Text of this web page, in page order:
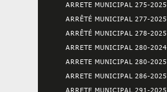
ARRETE MUNICIPAL 275-2025
ARRÊTÉ MUNICIPAL 277-2025
ARRÊTÉ MUNICIPAL 278-2025
ARRETE MUNICIPAL 280-2024
ARRETE MUNICIPAL 280-2025
ARRETE MUNICIPAL 286-2025
ARRETE MUNICIPAL 291-2025